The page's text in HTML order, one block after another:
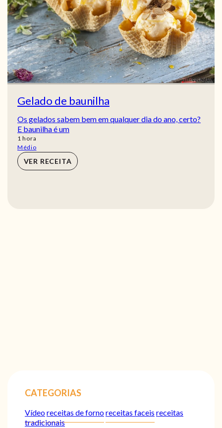
Gelado de baunilha
Os gelados sabem bem em qualquer dia do ano, certo?
E baunilha é um
1 hora
hora
Médio
VER RECEITA
CATEGORIAS
Vídeoreceitas de fornoreceitas faceis receitas
tradicionais